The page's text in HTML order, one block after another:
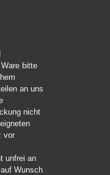
bitte
an uns
nicht
vor
unfrei an
Wunsch